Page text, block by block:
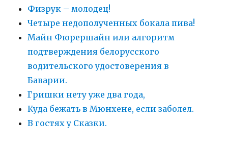
Физрук – молодец!
Четыре недополученных бокала пива!
Майн Фюрершайн или алгоритм
подтверждения белорусского
водительского удостоверения в
Баварии.
Гришки нету уже два года,
Куда бежать в Мюнхене, если заболел.
В гостях у Сказки.